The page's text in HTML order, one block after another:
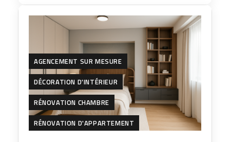
AGENCEMENT SUR MESURE
DÉCORATION D'INTÉRIEUR
RÉNOVATION CHAMBRE
RÉNOVATION D'APPARTEMENT